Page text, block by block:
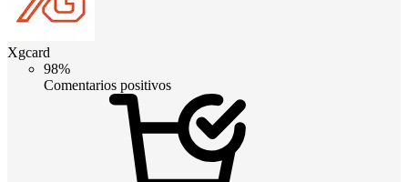
Xgcard
98%
Comentarios positivos